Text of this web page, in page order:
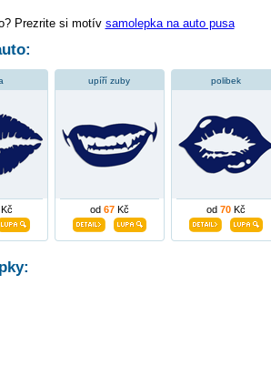
Prezrite si motív samolepka na auto pusa
upíří zuby
od 67Kč
polibek
od 70Kč